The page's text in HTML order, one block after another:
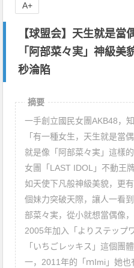
【球盟会】天生就是當
「阿部菜々実」神級
秒淪陷
A+
摘要
一手創立國民女團AKB48，
「有一種女生，天生就是當
就是像「阿部菜々実」這樣
女團「LAST IDOL」不動王
如天使下凡般神級美貌，更
個妹力突破天際，讓人一看到就秒淪陷
部菜々実，從小就想當偶像
2005年加入「よりステップ
「いちごレッキス」這個團
一，2011年的「ｍImi」她